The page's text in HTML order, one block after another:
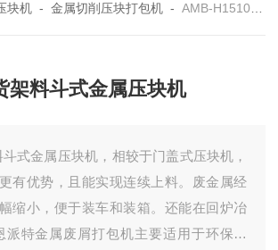
块机 -金属切削压块打包机 -AMB-H1510-160恩派特时产4吨废货架料斗式金属压块机
架料斗式金属压块机
式金属压块机，相较于门盖式压块机，
有优势，且能实现连续上料。废金属经
缩小，便于装车和装箱。还能在回炉冶
特金属废屑打包机主要适用于环保企